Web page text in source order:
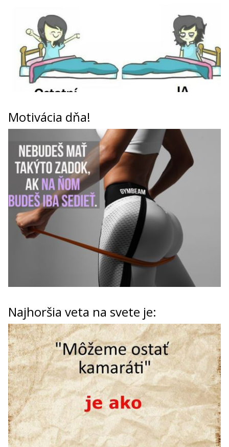
Motivácia dňa!
Najhoršia veta na svete je: